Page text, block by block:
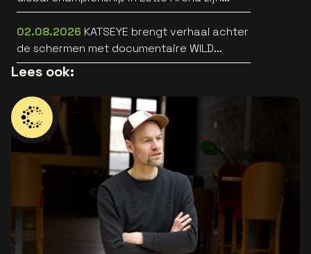
bekend
02.08.2026 KATSEYE brengt verhaal achter
de schermen met documentaire WILD
HEARTS [trailer]
Lees ook: